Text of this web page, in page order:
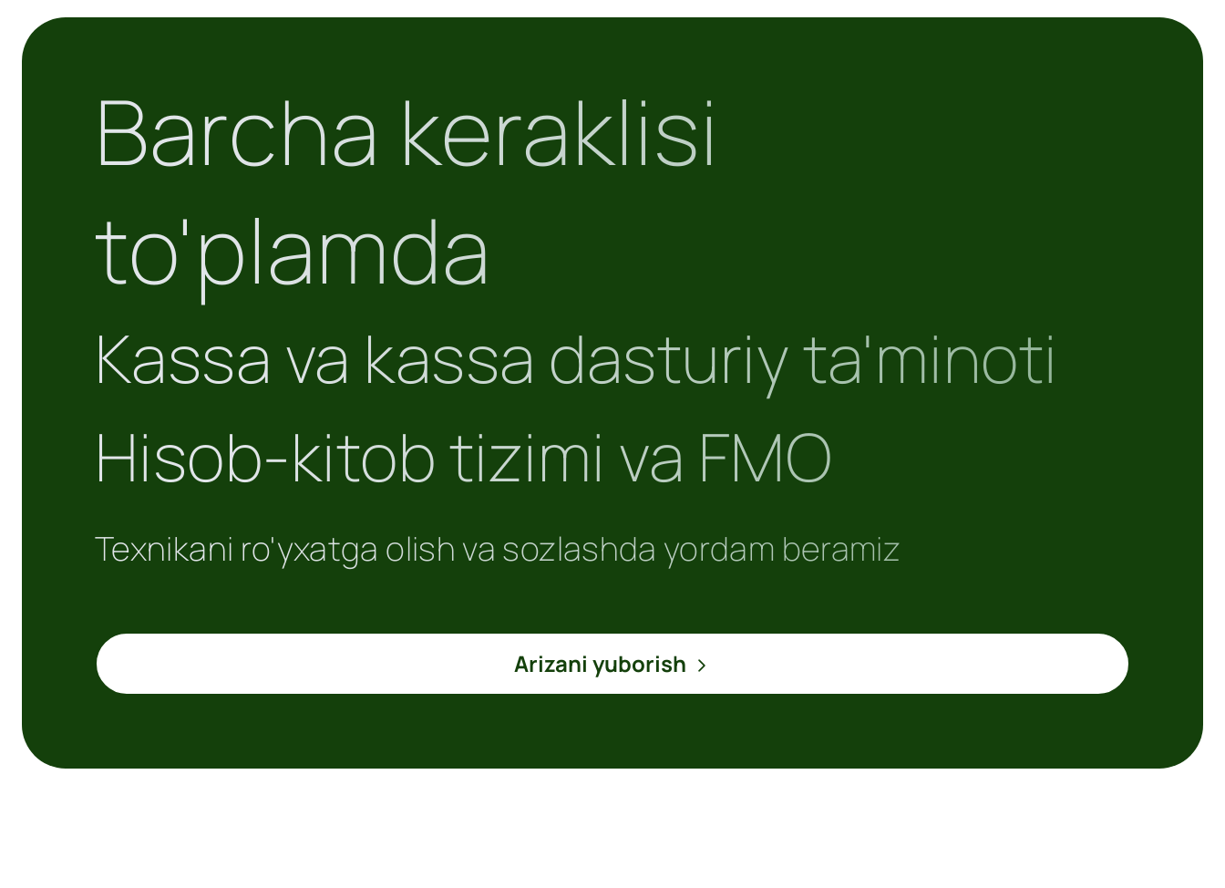
Barcha keraklisi
to'plamda
Kassa va kassa dasturiy ta'minoti
Hisob-kitob tizimi va FMO
Texnikani ro'yxatga olish va sozlashda yordam beramiz
Loading...
Arizani yuborish